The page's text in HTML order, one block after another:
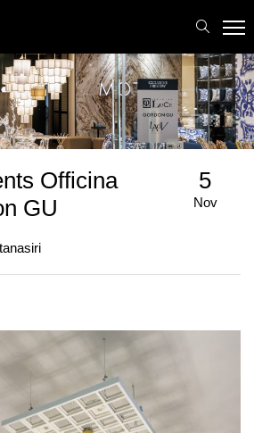
Officina
GU
5
Nov